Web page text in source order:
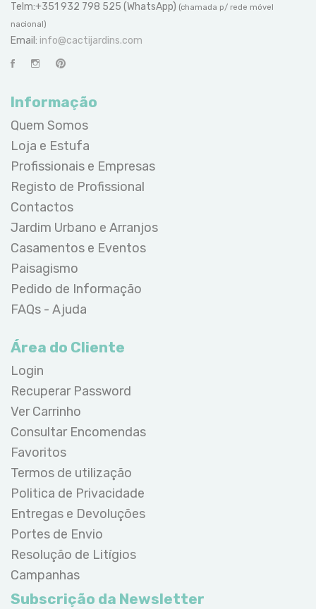
Telm:+351 932 798 525 (WhatsApp) (chamada p/ rede móvel
nacional)
Email: info@cactijardins.com
Informação
Quem Somos
Loja e Estufa
Profissionais e Empresas
Registo de Profissional
Contactos
Jardim Urbano e Arranjos
Casamentos e Eventos
Paisagismo
Pedido de Informação
FAQs - Ajuda
Área do Cliente
Login
Recuperar Password
Ver Carrinho
Consultar Encomendas
Favoritos
Termos de utilização
Politica de Privacidade
Entregas e Devoluções
Portes de Envio
Resolução de Litígios
Campanhas
Subscrição da Newsletter